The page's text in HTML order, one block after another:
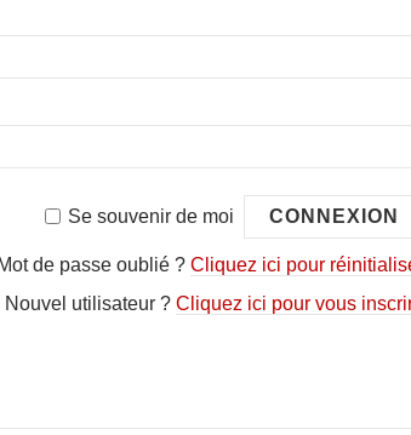
Se souvenir de moi
Mot de passe oublié ? Cliquez ici pour
Nouvel utilisateur ? Cliquez ici pour vous